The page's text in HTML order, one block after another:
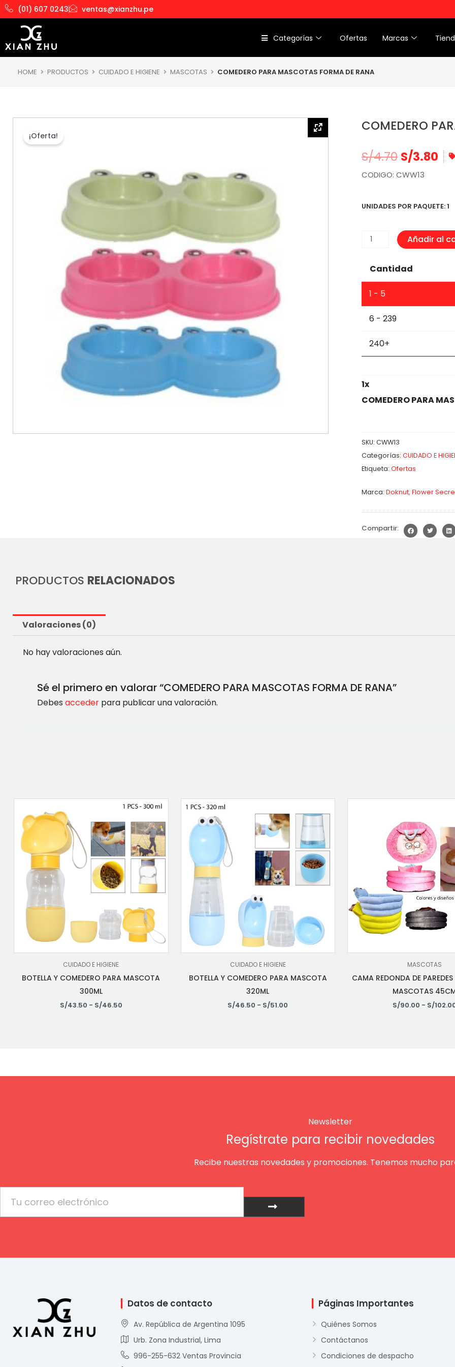
al
contenido
(01) 607 0243 ventas@xianzhu.pe
Categorías Ofertas Marcas
HOME PRODUCTOS CUIDADO E HIGIENE MASCOTAS COMEDERO PARA MASCOTAS FORMA DE RANA
¡Oferta!
COMEDERO
S/4.70 S/3.80
CODIGO: CWW13
UNIDADES POR PAQUETE: 1
COMEDERO
MASCOTAS
FORMA
DE
cantidad
Añadir al
Cantidad
1 - 5
6 - 239
240+
1x
COMEDERO PARA
SKU: CWW13
Categorías: CUIDADO E
Etiqueta: Ofertas
Marca: Doknut, Flower
Compartir:
PRODUCTOS RELACIONADOS
Valoraciones (0)
No hay valoraciones aún.
Sé el primero en valorar “COMEDERO PARA MASCOTAS FORMA DE RANA”
Debes accederpara publicar una valoración.
CUIDADO E HIGIENE
BOTELLA Y COMEDERO PARA MASCOTA
300ML
S/43.50 - S/46.50
CUIDADO E HIGIENE
BOTELLA Y COMEDERO PARA MASCOTA
320ML
S/46.50 - S/51.00
MASCOTAS
CAMA REDONDA DE
MASCOTAS
S/90.00 - S/
Newsletter
Regístrate para recibir novedades
Recibe nuestras novedades y promociones. Tenemos mucho
Enviar
Datos de contacto
Av. República de Argentina 1095
Urb. Zona Industrial, Lima
996-255-632 Ventas Provincia
Páginas Importantes
Quiénes Somos
Contáctanos
Condiciones de despacho